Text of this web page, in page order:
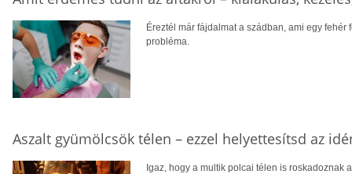
Éreztél már fájdalmat a szádban, ami egy
probléma.
Aszalt gyümölcsök télen – ezzel helyettesítsd az
Igaz, hogy a multik polcai télen is roskadoznak